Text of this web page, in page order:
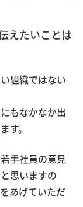
えたいことは
組織ではない
もなかなか出
す。
手社員の意見
思いますの
あげていただ